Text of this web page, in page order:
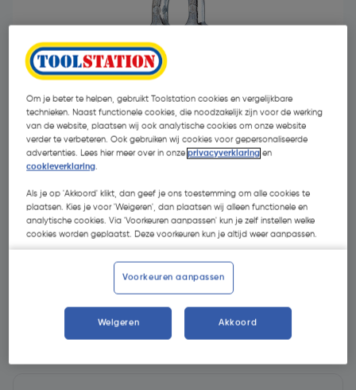
- 46 %
€ 6,99
€ 3,78
Kies productvariant(5)
Om je beter te helpen, gebruikt Toolstation cookies en vergelijkbare
technieken. Naast functionele cookies, die noodzakelijk zijn voor de werking
van de website, plaatsen wij ook analytische cookies om onze website
verder te verbeteren. Ook gebruiken wij cookies voor gepersonaliseerde
advertenties. Lees hier meer over in onzeprivacyverklaring en
cookieverklaring.
Als je op 'Akkoord' klikt, dan geef je ons toestemming om alle cookies te
plaatsen. Kies je voor 'Weigeren', dan plaatsen wij alleen functionele en
analytische cookies. Via 'Voorkeuren aanpassen' kun je zelf instellen welke
cookies worden geplaatst. Deze voorkeuren kun je altijd weer aanpassen.
Voorkeuren aanpassen
Weigeren Akkoord